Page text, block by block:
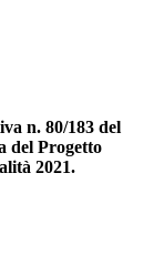
n. 80/183 del
del Progetto
2021.